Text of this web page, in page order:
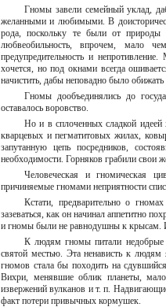
Гномы завели семейный уклад,
желанными и любимыми. В
рода, поскольку те были от природы
любвеобильность, впрочем, мало
предупредительность и
хочется, но под окнами всегда
начистить, дабы неповадно было
Гномы дообъединялись до
оставалось воровство.
Но и в сплоченных сладкой идеей
кварцевых и пегматитовых жилах,
запутанную цепь посредников,
необходимости. Горняков грабили свои
Человеческая и гномическая
причиняемые гномами неприятности
Кстати, предварительно о
зазеваться, как он начинал аппетитно
и гномы были не равнодушны к крысам.
К людям гномы питали недобрые
святой местью. Эта ненависть к людям
гномов стала бы походить на
Вихри, менявшие облик планеты, мало
извержений вулканов и т. п.
факт потери привычных кормушек.